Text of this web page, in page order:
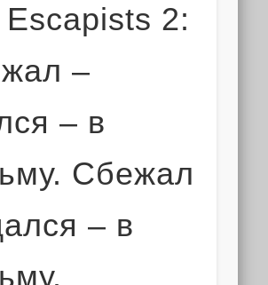
2:
–
– в
Сбежал
– в